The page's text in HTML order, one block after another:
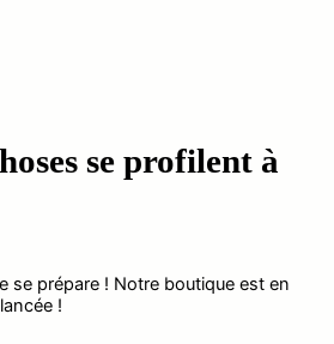
se profilent à
se prépare ! Notre boutique est en
!